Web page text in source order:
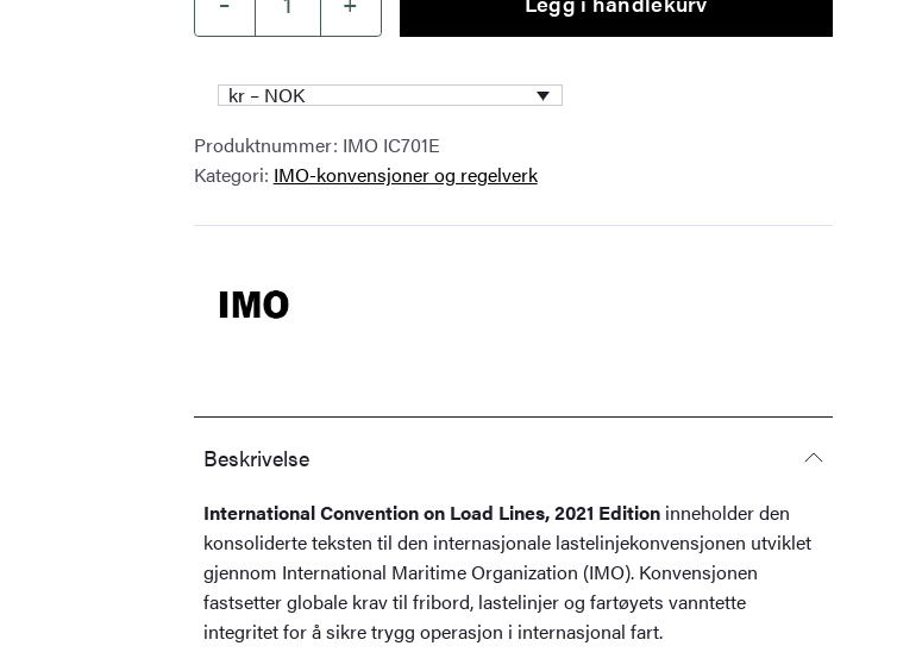
International
on
Load
Lines,
IMO
kr – NOK
Produktnummer: IMO IC701E
Kategori: IMO-konvensjoner og regelverk
Beskrivelse
International Convention on Load Lines, 2021 Editioninneholder den
konsoliderte teksten til den internasjonale lastelinjekonvensjonen utviklet
gjennom International Maritime Organization (IMO). Konvensjonen
fastsetter globale krav til fribord, lastelinjer og fartøyets vanntette
integritet for å sikre trygg operasjon i internasjonal fart.